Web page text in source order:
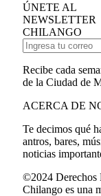
ÚNETE AL
NEWSLETTER
CHILANGO
Recibe cada
de la Ciudad de
ACERCA DE
Te decimos qué
antros, bares,
noticias
©2024 Derechos
Chilango es una